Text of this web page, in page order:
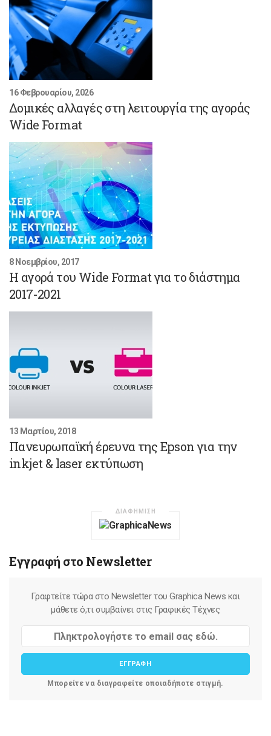
16 Φεβρουαρίου, 2026
Δομικές αλλαγές στη λειτουργία της αγοράς
Wide Format
8 Νοεμβρίου, 2017
Η αγορά του Wide Format για το διάστημα
2017-2021
13 Μαρτίου, 2018
Πανευρωπαϊκή έρευνα της Epson για την
inkjet & laser εκτύπωση
ΔΙΑΦΗΜΙΣΗ
Εγγραφή στο Newsletter
Γραφτείτε τώρα στο Newsletter του Graphica News και
μάθετε ό,τι συμβαίνει στις Γραφικές Τέχνες
ΕΓΓΡΑΦΗ
Μπορείτε να διαγραφείτε οποιαδήποτε στιγμή.